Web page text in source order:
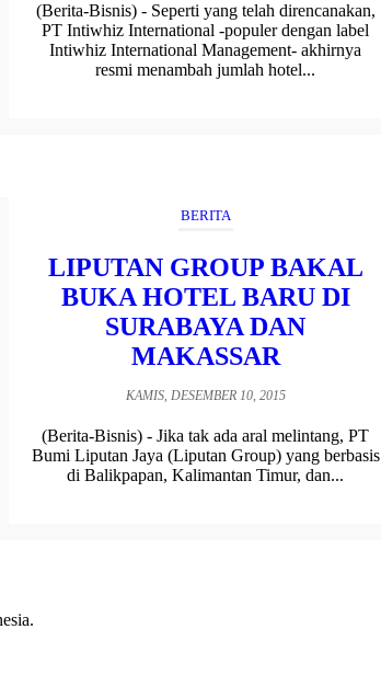
(Berita-Bisnis) - Seperti yang telah direncanakan,
PT Intiwhiz International -populer dengan label
Intiwhiz International Management- akhirnya
resmi menambah jumlah hotel...
BERITA
LIPUTAN GROUP BAKAL
BUKA HOTEL BARU DI
SURABAYA DAN
MAKASSAR
KAMIS, DESEMBER 10, 2015
(Berita-Bisnis) - Jika tak ada aral melintang, PT
Bumi Liputan Jaya (Liputan Group) yang berbasis
di Balikpapan, Kalimantan Timur, dan...